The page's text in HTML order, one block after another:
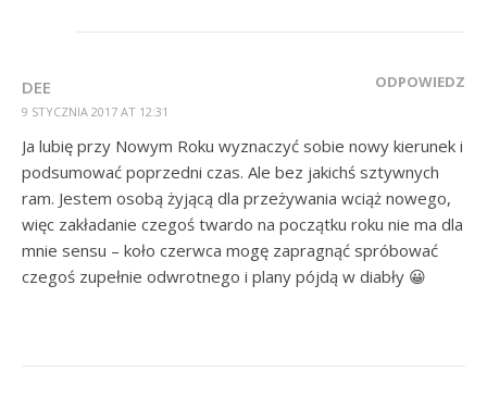
DEE
9 STYCZNIA 2017 AT 12:31
ODPOWIEDZ
Ja lubię przy Nowym Roku wyznaczyć sobie nowy kierunek i
podsumować poprzedni czas. Ale bez jakichś sztywnych
ram. Jestem osobą żyjącą dla przeżywania wciąż nowego,
więc zakładanie czegoś twardo na początku roku nie ma dla
mnie sensu – koło czerwca mogę zapragnąć spróbować
czegoś zupełnie odwrotnego i plany pójdą w diabły 😀